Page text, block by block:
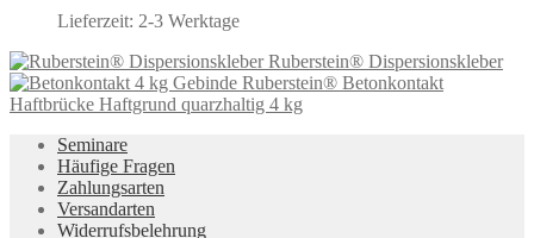
Lieferzeit: 2-3 Werktage
Ruberstein® Dispersionskleber
Ruberstein® Betonkontakt
Haftbrücke Haftgrund quarzhaltig 4 kg
Seminare
Häufige Fragen
Zahlungsarten
Versandarten
Widerrufsbelehrung